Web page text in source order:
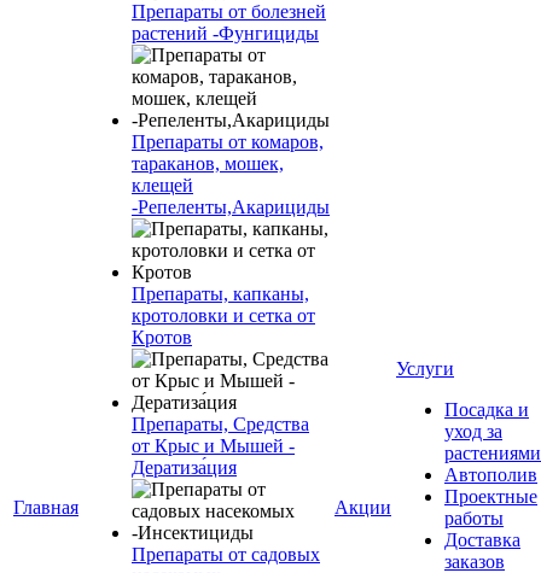
Главная
Препараты от болезней
растений -Фунгициды
Препараты от комаров,
тараканов, мошек,
клещей
-Репеленты,Акарициды
Препараты, капканы,
кротоловки и сетка от
Кротов
Препараты, Средства
от Крыс и Мышей -
Дератиза́ция
Препараты от садовых
Акции
Услуги
Посадка и
уход за
растениями
Автополив
Проектные
работы
Доставка
заказов